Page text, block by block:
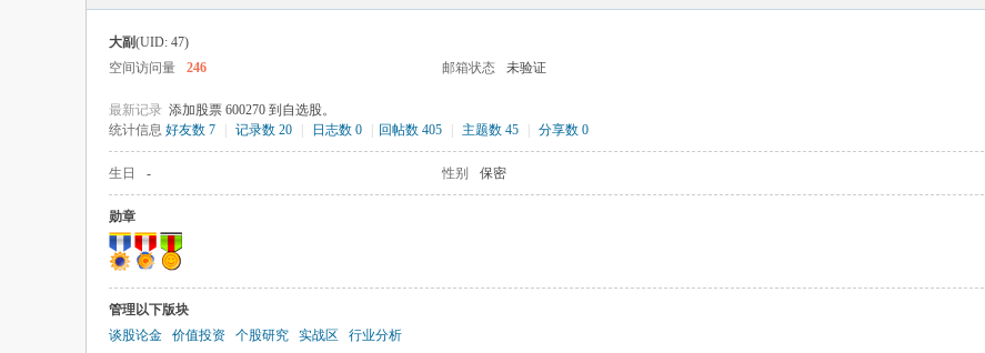
大副(UID: 47)
空间访问量
246 邮箱状态 未验证
最新记录 添加股票 600270 到自选股。
统计信息 好友数 7 记录数 20 日志数 0 回帖数 405 主题数 45 分享数 0
生日 - 性别 保密
勋章
管理以下版块
谈股论金
价值投资 个股研究 实战区 行业分析